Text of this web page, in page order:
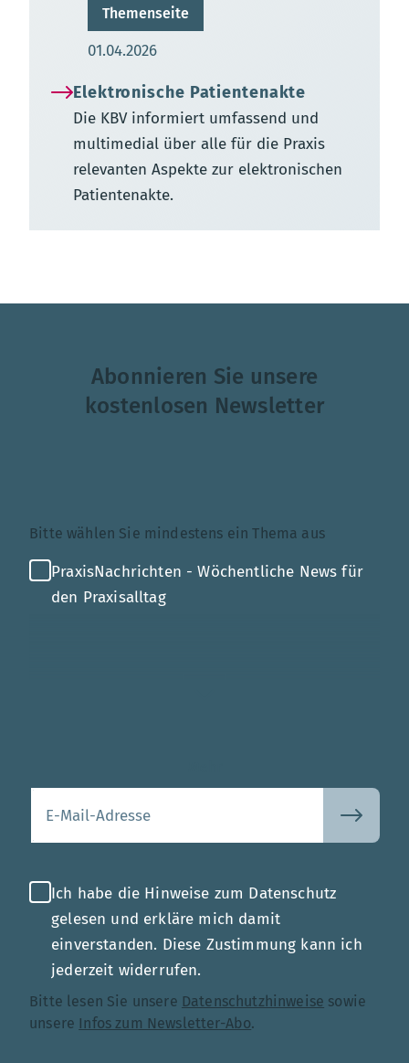
Themenseite
Aktualisierungsdatum:
01.04.2026
Elektronische Patientenakte
Die KBV informiert umfassend und
multimedial über alle für die Praxis
relevanten Aspekte zur elektronischen
Patientenakte.
Abonnieren Sie unsere
kostenlosen Newsletter
Bitte wählen Sie mindestens ein Thema aus
PraxisNachrichten - Wöchentliche News für
den Praxisalltag
Ich habe die Hinweise zum Datenschutz
gelesen und erkläre mich damit
einverstanden. Diese Zustimmung kann ich
jederzeit widerrufen.
Bitte lesen Sie unsere Datenschutzhinweise sowie
unsere Infos zum Newsletter-Abo.